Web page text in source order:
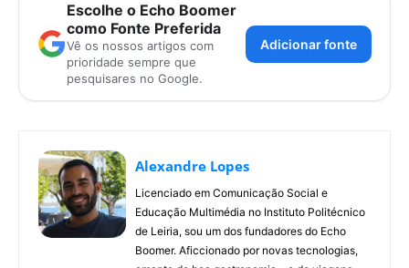
Escolhe o Echo Boomer
como Fonte Preferida
Vê os nossos artigos com
prioridade sempre que
pesquisares no Google.
Adicionar fonte
Alexandre Lopes
Licenciado em Comunicação Social e
Educação Multimédia no Instituto Politécnico
de Leiria, sou um dos fundadores do Echo
Boomer. Aficcionado por novas tecnologias,